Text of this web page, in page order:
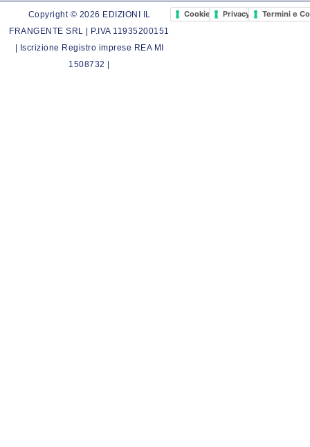
Copyright © 2026 EDIZIONI IL
FRANGENTE SRL | P.IVA 11935200151
| Iscrizione Registro imprese REA MI
1508732 |
Cookie PolicyPrivacy PolicyTermini e